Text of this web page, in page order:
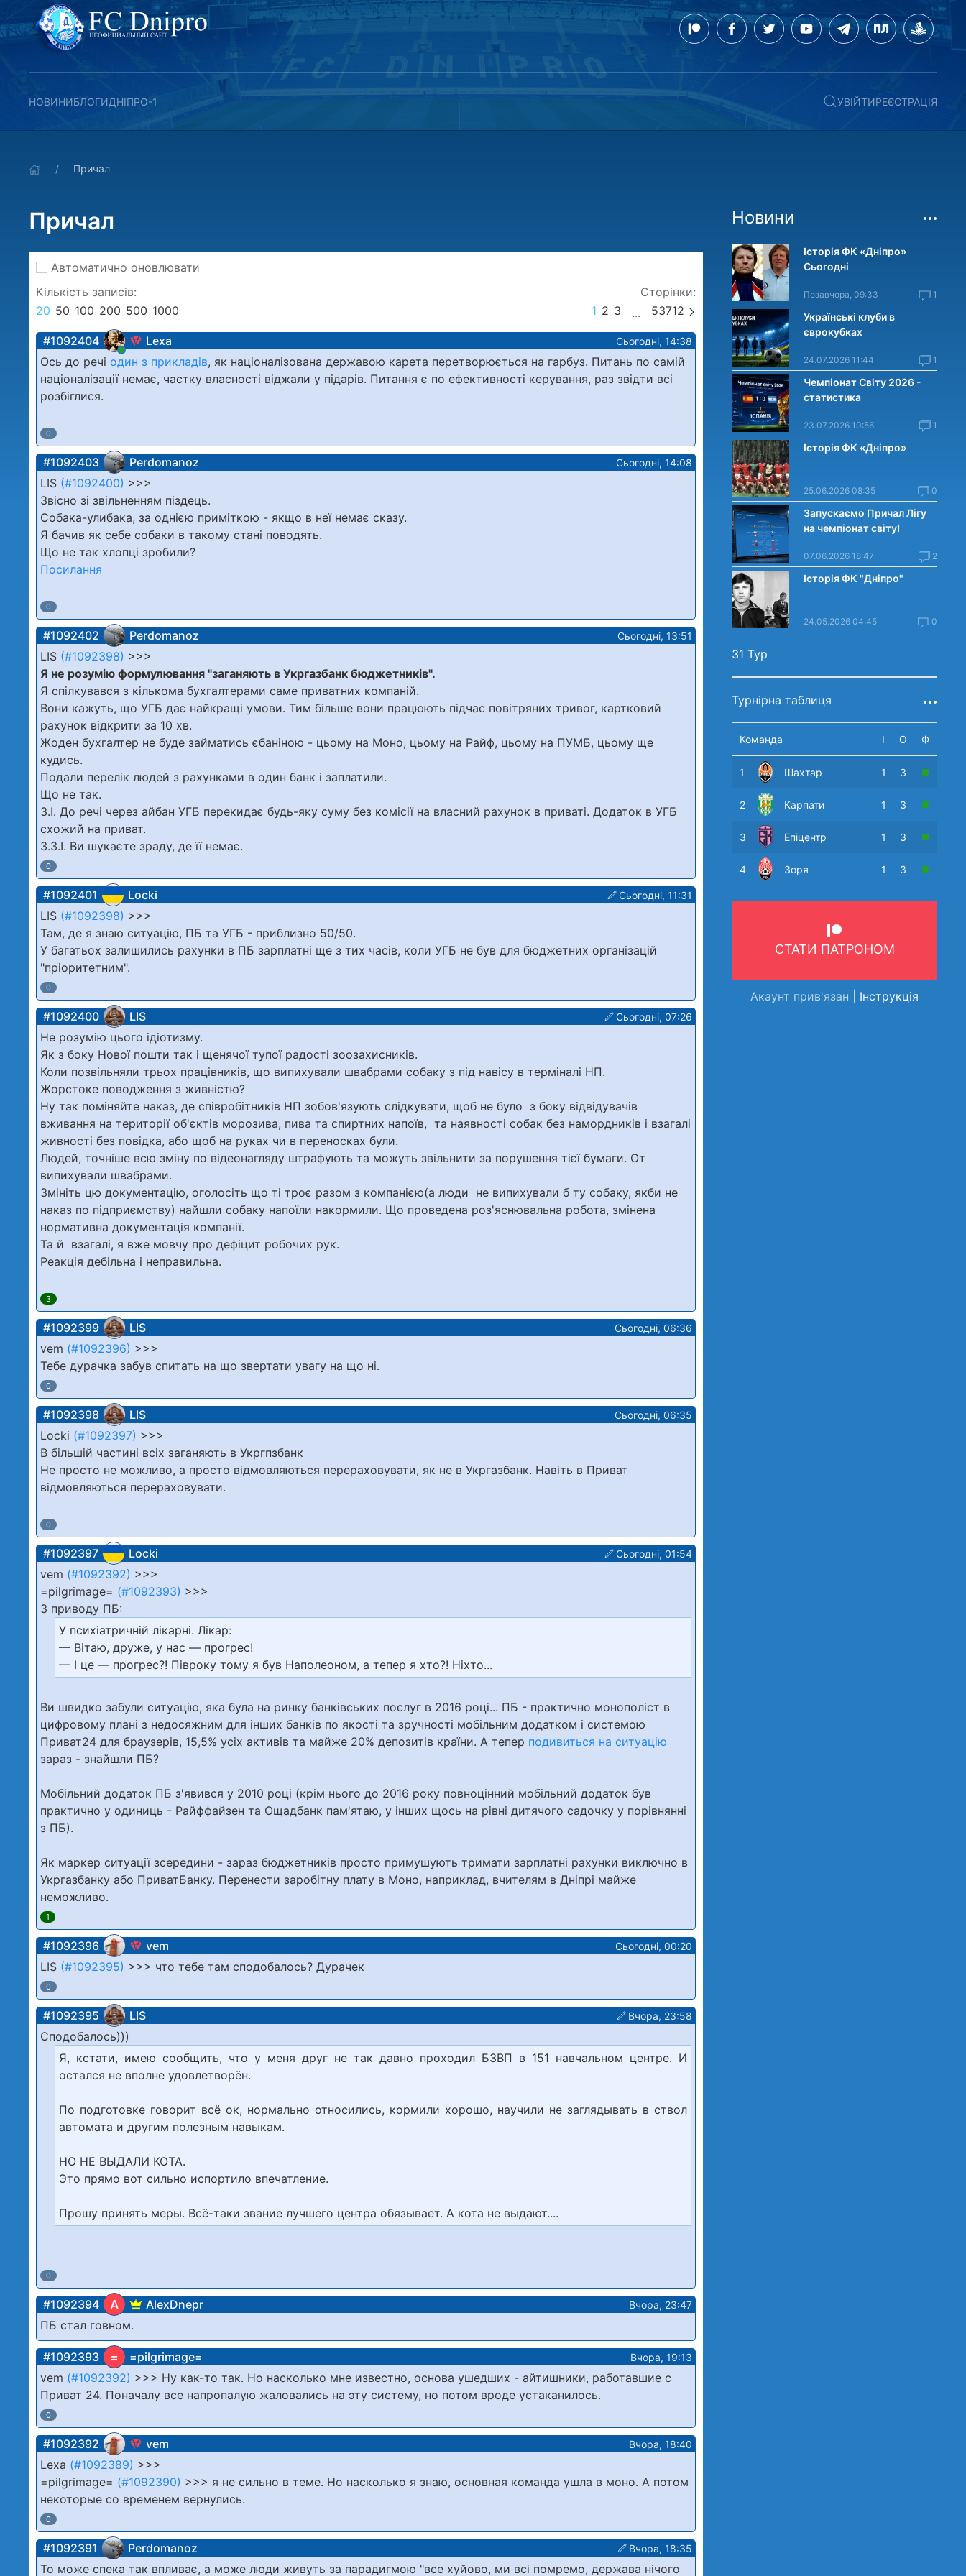
НОВИНИБЛОГИДНІПРО-1 УВІЙТИРЕЄСТРАЦІЯ
Причал
Причал
Автоматично оновлювати
Кількість записів:
20 50 100 200 500 1000
Cторінки:
1 2 3 ... 53712
#1092404 Lexa Сьогодні, 14:38
Ось до речі один з прикладів, як націоналізована державою карета перетворюється на гарбуз. Питань по самій
націоналізації немає, частку власності віджали у підарів. Питання є по ефективності керування, раз звідти всі
розбіглися.
0
#1092403 Perdomanoz Сьогодні, 14:08
LIS (#1092400) >>>
Звісно зі звільненням піздець.
Собака-улибака, за однією приміткою - якщо в неї немає сказу.
Я бачив як себе собаки в такому стані поводять.
Що не так хлопці зробили?
Посилання
0
#1092402 Perdomanoz Сьогодні, 13:51
LIS (#1092398) >>>
Я не розумію формулювання "заганяють в Укргазбанк бюджетників".
Я спілкувався з кількома бухгалтерами саме приватних компаній.
Вони кажуть, що УГБ дає найкращі умови. Тим більше вони працюють підчас повітряних тривог, картковий
рахунок відкрити за 10 хв.
Жоден бухгалтер не буде займатись єбаніною - цьому на Моно, цьому на Райф, цьому на ПУМБ, цьому ще
кудись.
Подали перелік людей з рахунками в один банк і заплатили.
Що не так.
З.І. До речі через айбан УГБ перекидає будь-яку суму без комісії на власний рахунок в приваті. Додаток в УГБ
схожий на приват.
З.З.І. Ви шукаєте зраду, де її немає.
0
#1092401 Locki Сьогодні, 11:31
LIS (#1092398) >>>
Там, де я знаю ситуацію, ПБ та УГБ - приблизно 50/50.
У багатьох залишились рахунки в ПБ зарплатні ще з тих часів, коли УГБ не був для бюджетних організацій
"пріоритетним".
0
#1092400 LIS Сьогодні, 07:26
Не розумію цього ідіотизму.
Як з боку Нової пошти так і щенячої тупої радості зоозахисників.
Коли позвільняли трьох працівників, що випихували швабрами собаку з під навісу в терміналі НП.
Жорстоке поводження з живністю?
Ну так поміняйте наказ, де співробітників НП зобов'язують слідкувати, щоб не було з боку відвідувачів
вживання на території об'єктів морозива, пива та спиртних напоїв, та наявності собак без намордників і взагалі
живності без повідка, або щоб на руках чи в переносках були.
Людей, точніше всю зміну по відеонагляду штрафують та можуть звільнити за порушення тієї бумаги. От
випихували швабрами.
Змініть цю документацію, оголосіть що ті троє разом з компанією(а люди не випихували б ту собаку, якби не
наказ по підприємству) найшли собаку напоїли накормили. Що проведена роз'яснювальна робота, змінена
нормативна документація компанії.
Та й взагалі, я вже мовчу про дефіцит робочих рук.
Реакція дебільна і неправильна.
3
#1092399 LIS Сьогодні, 06:36
vem (#1092396) >>>
Тебе дурачка забув спитать на що звертати увагу на що ні.
0
#1092398 LIS Сьогодні, 06:35
Locki (#1092397) >>>
В більшій частині всіх заганяють в Укргпзбанк
Не просто не можливо, а просто відмовляються перераховувати, як не в Укргазбанк. Навіть в Приват
відмовляються перераховувати.
0
#1092397 Locki Сьогодні, 01:54
vem (#1092392) >>>
=pilgrimage= (#1092393) >>>
З приводу ПБ:
У психіатричній лікарні. Лікар:
— Вітаю, друже, у нас — прогрес!
— І це — прогрес?! Півроку тому я був Наполеоном, а тепер я хто?! Ніхто...
Ви швидко забули ситуацію, яка була на ринку банківських послуг в 2016 році... ПБ - практично монополіст в
цифровому плані з недосяжним для інших банків по якості та зручності мобільним додатком і системою
Приват24 для браузерів, 15,5% усіх активів та майже 20% депозитів країни. А тепер подивиться на ситуацію
зараз - знайшли ПБ?
Мобільний додаток ПБ з'явився у 2010 році (крім нього до 2016 року повноцінний мобільний додаток був
практично у одиниць - Райффайзен та Ощадбанк пам'ятаю, у інших щось на рівні дитячого садочку у порівнянні
з ПБ).
Як маркер ситуації зсередини - зараз бюджетників просто примушують тримати зарплатні рахунки виключно в
Укргазбанку або ПриватБанку. Перенести заробітну плату в Моно, наприклад, вчителям в Дніпрі майже
неможливо.
1
#1092396 vem Сьогодні, 00:20
LIS (#1092395) >>> что тебе там сподобалось? Дурачек
0
#1092395 LIS Вчора, 23:58
Сподобалось)))
Я, кстати, имею сообщить, что у меня друг не так давно проходил БЗВП в 151 навчальном центре. И
остался не вполне удовлетворён.
По подготовке говорит всё ок, нормально относились, кормили хорошо, научили не заглядывать в ствол
автомата и другим полезным навыкам.
НО НЕ ВЫДАЛИ КОТА.
Это прямо вот сильно испортило впечатление.
Прошу принять меры. Всё-таки звание лучшего центра обязывает. А кота не выдают....
0
#1092394 A AlexDnepr Вчора, 23:47
ПБ стал говном.
#1092393 = =pilgrimage= Вчора, 19:13
vem (#1092392) >>> Ну как-то так. Но насколько мне известно, основа ушедших - айтишники, работавшие с
Приват 24. Поначалу все напропалую жаловались на эту систему, но потом вроде устаканилось.
0
#1092392 vem Вчора, 18:40
Lexa (#1092389) >>>
=pilgrimage= (#1092390) >>> я не сильно в теме. Но насколько я знаю, основная команда ушла в моно. А потом
некоторые со временем вернулись.
0
#1092391 Perdomanoz Вчора, 18:35
То може спека так впливає, а може люди живуть за парадигмою "все хуйово, ми всі помремо, держава нічого
Новини
Історія ФК «Дніпро»
Сьогодні
Позавчора, 09:33 1
Українські клуби в
єврокубках
24.07.2026 11:44 1
Чемпіонат Світу 2026 -
статистика
23.07.2026 10:56 1
Історія ФК «Дніпро»
25.06.2026 08:35 0
Запускаємо Причал Лігу
на чемпіонат світу!
07.06.2026 18:47 2
Історія ФК "Дніпро"
24.05.2026 04:45 0
31 Тур
Турнірна таблиця
Команда І О Ф
1 Шахтар 1 3
2 Карпати 1 3
3 Епіцентр 1 3
4 Зоря 1 3
СТАТИ ПАТРОНОМ
Акаунт прив'язан | Інструкція